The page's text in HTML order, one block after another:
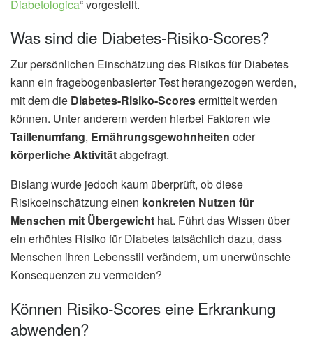
Diabetologica“ vorgestellt.
Was sind die Diabetes-Risiko-Scores?
Zur persönlichen Einschätzung des Risikos für Diabetes
kann ein fragebogenbasierter Test herangezogen werden,
mit dem die Diabetes-Risiko-Scoresermittelt werden
können. Unter anderem werden hierbei Faktoren wie
Taillenumfang, Ernährungsgewohnheiten oder
körperliche Aktivitätabgefragt.
Bislang wurde jedoch kaum überprüft, ob diese
Risikoeinschätzung einen konkreten Nutzen für
Menschen mit Übergewicht hat. Führt das Wissen über
ein erhöhtes Risiko für Diabetes tatsächlich dazu, dass
Menschen ihren Lebensstil verändern, um unerwünschte
Konsequenzen zu vermeiden?
Können Risiko-Scores eine Erkrankung
abwenden?